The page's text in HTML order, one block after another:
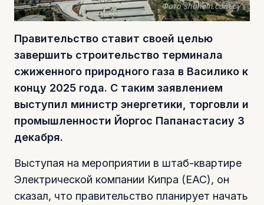
Фото shoham.com.cy
Правительство ставит своей целью
завершить строительство терминала
сжиженного природного газа в Василико к
концу 2025 года. С таким заявлением
выступил министр энергетики, торговли и
промышленности Йоргос Папанастасиу 3
декабря.
Выступая на мероприятии в штаб-квартире
Электрической компании Кипра (EAC), он
сказал, что правительство планирует начать